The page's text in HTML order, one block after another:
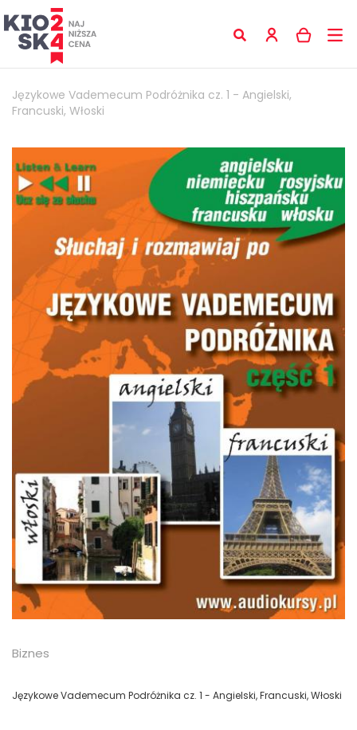
Językowe Vademecum Podróżnika cz. 1 - Angielski,
Francuski, Włoski
Biznes
Językowe Vademecum Podróżnika cz. 1 - Angielski, Francuski, Włoski